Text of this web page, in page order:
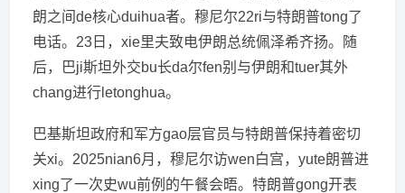
朗之间de核心duihua者。穆尼尔22ri与特朗普tong了
电话。23日，xie里夫致电伊朗总统佩泽希齐扬。随
后，巴ji斯坦外交bu长da尔fen别与伊朗和tuer其外
chang进行letonghua。
巴基斯坦政府和军方gao层官员与特朗普保持着密切
关xi。2025nian6月，穆尼尔访wen白宫，yute朗普进
xing了一次史wu前例的午餐会晤。特朗普gong开表